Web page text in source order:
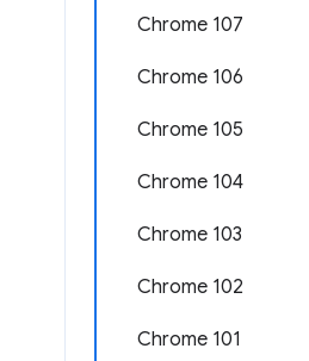
Chrome 107
Chrome 106
Chrome 105
Chrome 104
Chrome 103
Chrome 102
Chrome 101